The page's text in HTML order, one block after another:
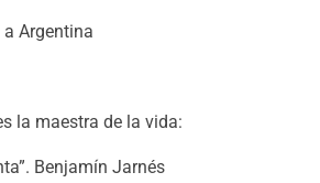
Argentina
la maestra de la vida:
Benjamín Jarnés